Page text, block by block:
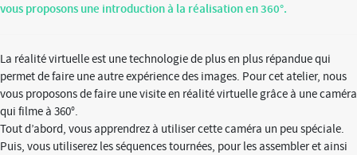
vous proposons une introduction à la réalisation en 360°.
La réalité virtuelle est une technologie de plus en plus répandue qui
permet de faire une autre expérience des images. Pour cet atelier, nous
vous proposons de faire une visite en réalité virtuelle grâce à une caméra
qui filme à 360°.
Tout d’abord, vous apprendrez à utiliser cette caméra un peu spéciale.
Puis, vous utiliserez les séquences tournées, pour les assembler et ainsi